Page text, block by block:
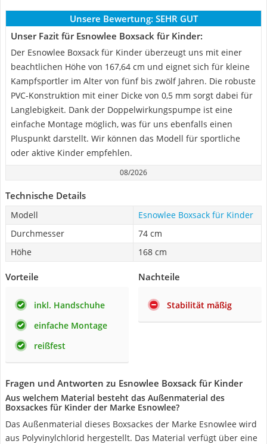
Unsere Bewertung: SEHR GUT
Unser Fazit für Esnowlee Boxsack für Kinder:
Der Esnowlee Boxsack für Kinder überzeugt uns mit einer
beachtlichen Höhe von 167,64 cm und eignet sich für kleine
Kampfsportler im Alter von fünf bis zwölf Jahren. Die robuste
PVC-Konstruktion mit einer Dicke von 0,5 mm sorgt dabei für
Langlebigkeit. Dank der Doppelwirkungspumpe ist eine
einfache Montage möglich, was für uns ebenfalls einen
Pluspunkt darstellt. Wir können das Modell für sportliche
oder aktive Kinder empfehlen.
08/2026
Technische Details
Modell
Esnowlee Boxsack für Kinder
Durchmesser
74 cm
Höhe
168 cm
Vorteile
inkl. Handschuhe
einfache Montage
reißfest
Nachteile
Stabilität mäßig
Fragen und Antworten zu Esnowlee Boxsack für Kinder
Aus welchem Material besteht das Außenmaterial des
Boxsackes für Kinder der Marke Esnowlee?
Das Außenmaterial dieses Boxsackes der Marke Esnowlee wird
aus Polyvinylchlorid hergestellt. Das Material verfügt über eine